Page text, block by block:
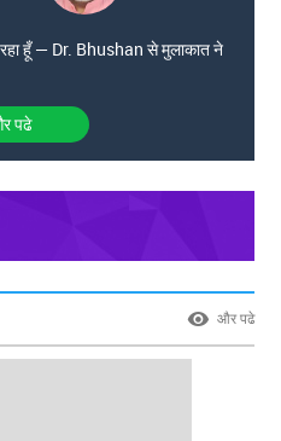
हूँ — Dr. Bhushan से मुलाकात ने
पढे
और पढे